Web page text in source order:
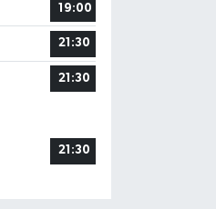
19:00
21:30
21:30
21:30